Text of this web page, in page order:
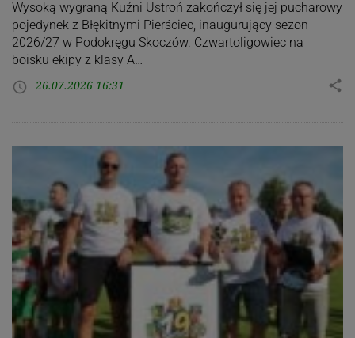
Wysoką wygraną Kuźni Ustroń zakończył się jej pucharowy
pojedynek z Błękitnymi Pierściec, inaugurujący sezon
2026/27 w Podokręgu Skoczów. Czwartoligowiec na
boisku ekipy z klasy A…
access_time 26.07.2026 16:31 share